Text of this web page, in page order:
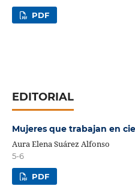
PDF
EDITORIAL
Mujeres que trabajan en
Aura Elena Suárez Alfonso
5-6
PDF